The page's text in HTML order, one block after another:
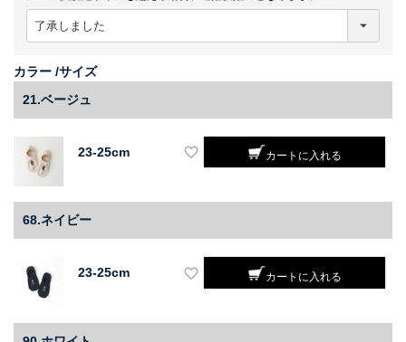
カラー サイズ
21.ベージュ
23-25cm カートに入れる
68.ネイビー
23-25cm カートに入れる